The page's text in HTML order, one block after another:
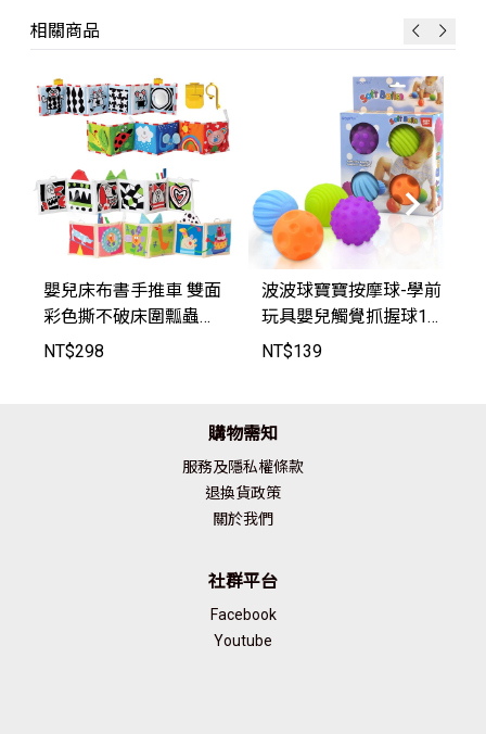
嬰兒床布書手推車 雙面
彩色撕不破床圍瓢蟲款/
小狗款【TT1124】Joy
NT$298
波波球寶寶按摩球-學前
玩具嬰兒觸覺抓握球1
盒4個【AEU1012】-Jo
NT$139
相關商品
購物需知
服務及隱私權條款
退換貨政策
關於我們
社群平台
Facebook
Youtube